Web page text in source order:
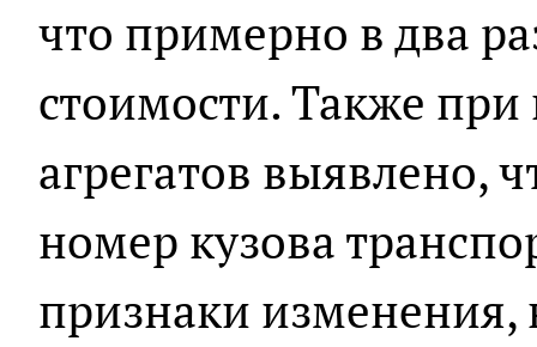
что примерно в два
стоимости. Также при
агрегатов выявлено,
номер кузова
признаки изменения,